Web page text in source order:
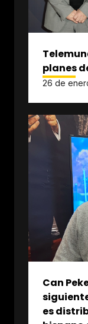
planes
26 de
Can
es